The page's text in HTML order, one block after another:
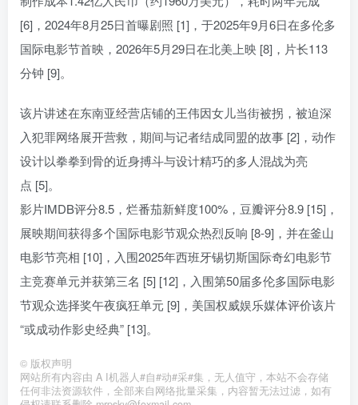
[6]，2024年8月25日首曝剧照 [1]，于2025年9月6日在多伦多
国际电影节首映，2026年5月29日在北美上映 [8]，片长113
分钟 [9]。
该片讲述在东南亚经营店铺的王伟因女儿当街被拐，被迫深
入犯罪网络展开营救，期间与记者结成同盟的故事 [2]，动作
设计以拳拳到骨的近身搏斗与设计精巧的多人混战为亮
点 [5]。
影片IMDB评分8.5，烂番茄新鲜度100%，豆瓣评分8.9 [15]，
展映期间获得多个国际电影节观众热烈反响 [8-9]，并在釜山
电影节亮相 [10]，入围2025年西班牙锡切斯国际奇幻电影节
主竞赛单元并获第三名 [5] [12]，入围第50届多伦多国际电影
节观众选择奖午夜疯狂单元 [9]，美国权威娱乐媒体评价该片
“或成动作影史经典” [13]。
© 版权声明
网站所有内容由 A I机器人#自#动#采#集，无人值守，本站不会存储
任何非法资源软件，全部来自网络批量采集，内容暂无法过滤，如有